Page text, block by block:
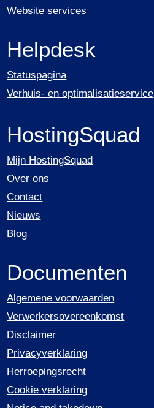
Website services
Helpdesk
Statuspagina
Verhuis- en optimalisatieservice
HostingSquad
Mijn HostingSquad
Over ons
Contact
Nieuws
Blog
Documenten
Algemene voorwaarden
Verwerkersovereenkomst
Disclaimer
Privacyverklaring
Herroepingsrecht
Cookie verklaring